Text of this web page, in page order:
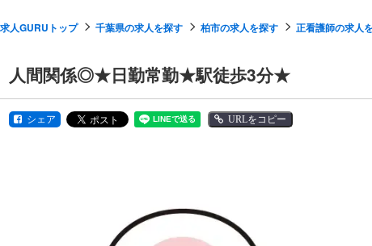
求人GURUトップ 千葉県の求人を探す 柏市の求人を探す 正看護師の求人
人間関係◎★日勤常勤★駅徒歩3分★
シェア URLをコピー